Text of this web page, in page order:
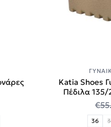
was: €12.00.
τιμή είναι: €10.00.
Katia Shoes
Πέδιλα
€
36